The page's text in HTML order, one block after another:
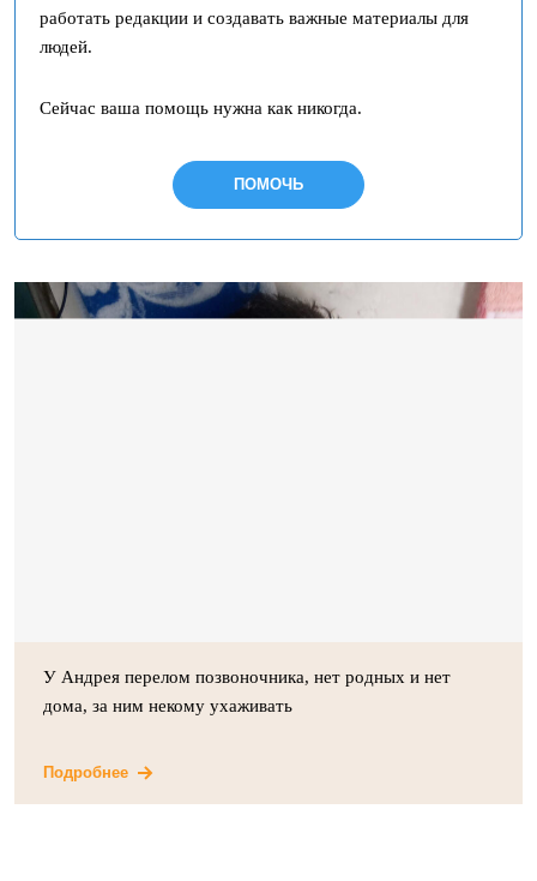
работать редакции и создавать важные материалы для
людей.
Сейчас ваша помощь нужна как никогда.
ПОМОЧЬ
У Андрея перелом позвоночника, нет родных и нет
дома, за ним некому ухаживать
Подробнее